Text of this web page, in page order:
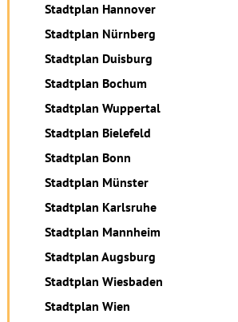
Stadtplan Hannover
Stadtplan Nürnberg
Stadtplan Duisburg
Stadtplan Bochum
Stadtplan Wuppertal
Stadtplan Bielefeld
Stadtplan Bonn
Stadtplan Münster
Stadtplan Karlsruhe
Stadtplan Mannheim
Stadtplan Augsburg
Stadtplan Wiesbaden
Stadtplan Wien